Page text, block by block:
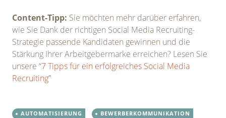
Content-Tipp: Sie möchten mehr darüber erfahren,
wie Sie Dank der richtigen Social Media Recruiting-
Strategie passende Kandidaten gewinnen und die
Stärkung Ihrer Arbeitgebermarke erreichen? Lesen Sie
unsere “7 Tipps für ein erfolgreiches Social Media
Recruiting”
AUTOMATISIERUNG
BEWERBERKOMMUNIKATION